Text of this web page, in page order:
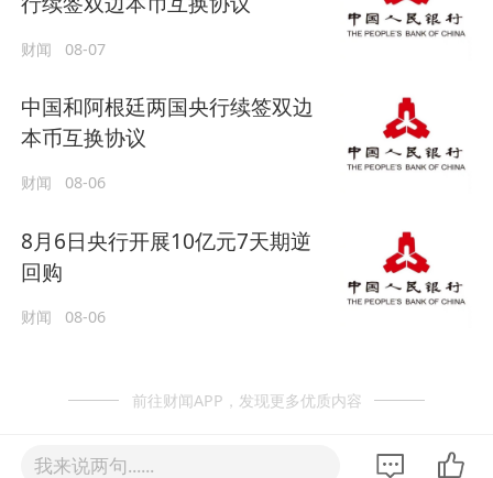
财闻 08-07
中国和阿根廷两国央行续签双边
本币互换协议
财闻 08-06
8月6日央行开展10亿元7天期逆
回购
财闻 08-06
前往财闻APP，发现更多优质内容
我来说两句......